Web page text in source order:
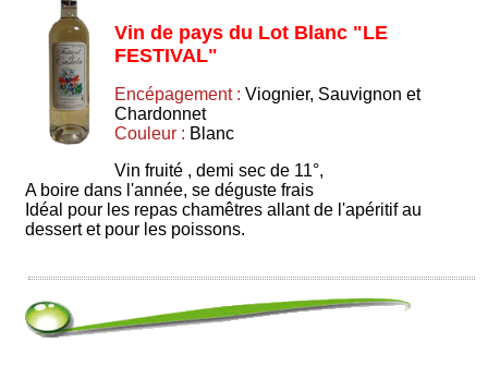
Vin de pays du Lot Blanc "LE
FESTIVAL"
Encépagement : Viognier, Sauvignon et
Chardonnet
Couleur : Blanc
Vin fruité , demi sec de 11°,
A boire dans l'année, se déguste frais
Idéal pour les repas chamêtres allant de l'apéritif au
dessert et pour les poissons.